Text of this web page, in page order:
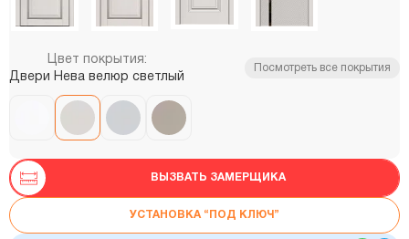
Цвет покрытия:
Двери Нева велюр светлый
Посмотреть все покрытия
ВЫЗВАТЬ ЗАМЕРЩИКА
УСТАНОВКА “ПОД КЛЮЧ”